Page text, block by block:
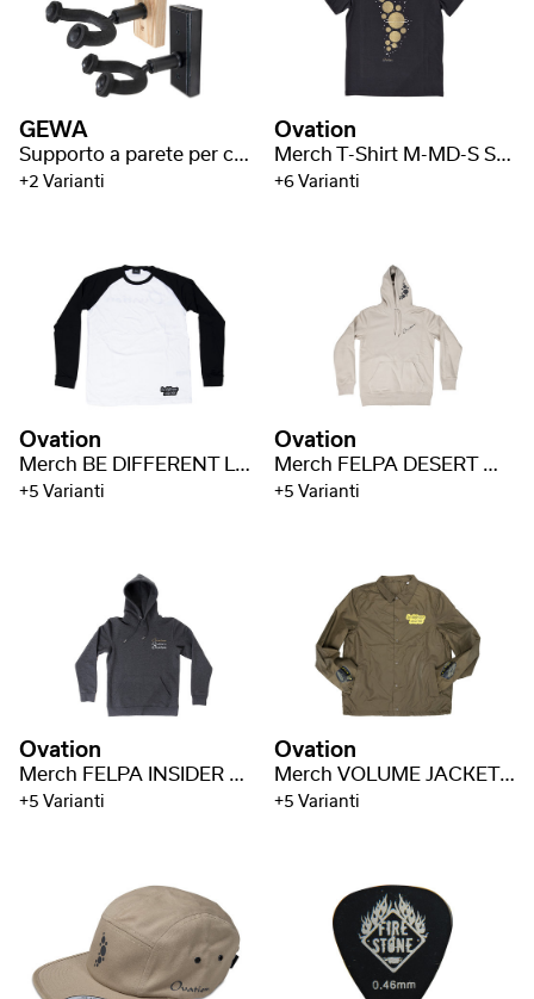
GEWA
Supporto a parete per chitarra GH-10
+2 Varianti
Ovation
Merch T-Shirt M-MD-S SPACE
+6 Varianti
Ovation
Merch BE DIFFERENT LONGSLEEVE M-MD-LS BE
+5 Varianti
Ovation
Merch FELPA DESERT M-MD-H-DS
+5 Varianti
Ovation
Merch FELPA INSIDER M-MD-H-INS
+5 Varianti
Ovation
Merch VOLUME JACKET M-MD-J-VOL
+5 Varianti